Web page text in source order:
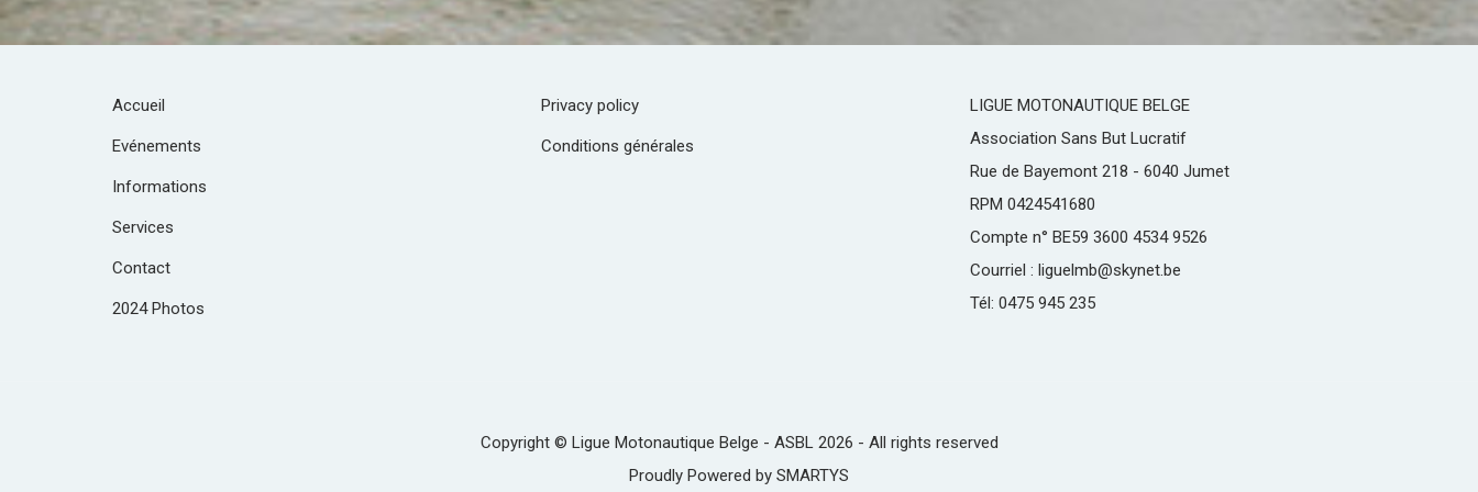
Accueil
Evénements
Informations
Services
Contact
2024 Photos
Privacy policy
Conditions générales
LIGUE MOTONAUTIQUE BELGE
Association Sans But Lucratif
Rue de Bayemont 218 - 6040 Jumet
RPM 0424541680
Compte n° BE59 3600 4534 9526
Courriel : liguelmb@skynet.be
Tél: 0475 945 235
Copyright © Ligue Motonautique Belge - ASBL 2026 - All rights reserved
Proudly Powered by SMARTYS